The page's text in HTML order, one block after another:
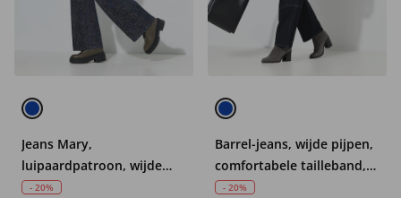
Jeans Mary,
luipaardpatroon, wijde
pijpen, comfortabele
- 20%
Barrel-jeans, wijde pijpen,
comfortabele tailleband,
biologisch katoen
- 20%